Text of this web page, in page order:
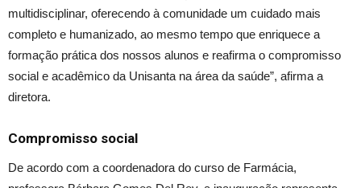
multidisciplinar, oferecendo à comunidade um cuidado mais
completo e humanizado, ao mesmo tempo que enriquece a
formação prática dos nossos alunos e reafirma o compromisso
social e acadêmico da Unisanta na área da saúde”, afirma a
diretora.
Compromisso social
De acordo com a coordenadora do curso de Farmácia,